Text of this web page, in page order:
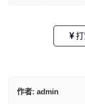
打
作者: admin